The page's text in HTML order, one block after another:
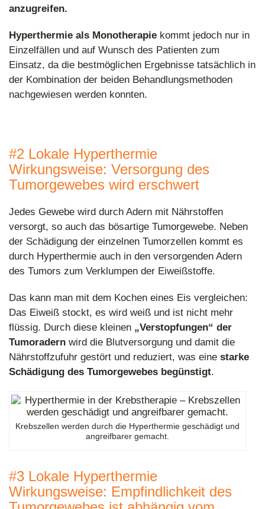
anzugreifen.
Hyperthermie als Monotherapie kommt jedoch nur in
Einzelfällen und auf Wunsch des Patienten zum
Einsatz, da die bestmöglichen Ergebnisse tatsächlich in
der Kombination der beiden Behandlungsmethoden
nachgewiesen werden konnten.
#2 Lokale Hyperthermie
Wirkungsweise: Versorgung des
Tumorgewebes wird erschwert
Jedes Gewebe wird durch Adern mit Nährstoffen
versorgt, so auch das bösartige Tumorgewebe. Neben
der Schädigung der einzelnen Tumorzellen kommt es
durch Hyperthermie auch in den versorgenden Adern
des Tumors zum Verklumpen der Eiweißstoffe.
Das kann man mit dem Kochen eines Eis vergleichen:
Das Eiweiß stockt, es wird weiß und ist nicht mehr
flüssig. Durch diese kleinen „Verstopfungen“ der
Tumoradern wird die Blutversorgung und damit die
Nährstoffzufuhr gestört und reduziert, was eine starke
Schädigung des Tumorgewebes begünstigt.
Krebszellen werden durch die Hyperthermie geschädigt und
angreifbarer gemacht.
#3 Lokale Hyperthermie
Wirkungsweise: Empfindlichkeit des